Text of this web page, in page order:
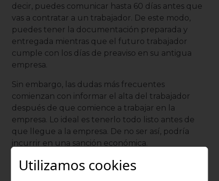
decir, puedes comunicar hasta 60 días antes que
vas a contratar a un trabajador. De este modo,
puedes tener la documentación preparada y
entregada mientras que el futuro trabajador
cumple con los días de preaviso en su antigua
empresa.
Sin embargo, las dudas más frecuentes
comienzan con informar el alta del trabajador
después de que comience a trabajar en la
empresa. Lo ideal es tenerlo todo listo antes de
que llegue a la empresa. De no ser así, podría
incurrir en una sanción económica.
Muchocuidado con confundir la Seguridad
Utilizamos cookies